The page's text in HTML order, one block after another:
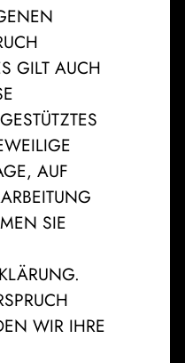
GILT AUCH
AUF
SIE
WIR IHRE